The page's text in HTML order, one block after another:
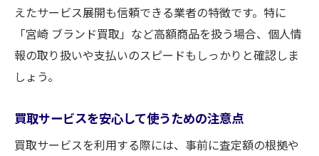
えたサービス展開も信頼できる業者の特徴です。特に
「宮崎 ブランド買取」など高額商品を扱う場合、個人情
報の取り扱いや支払いのスピードもしっかりと確認しま
しょう。
買取サービスを安心して使うための注意点
買取サービスを利用する際には、事前に査定額の根拠や